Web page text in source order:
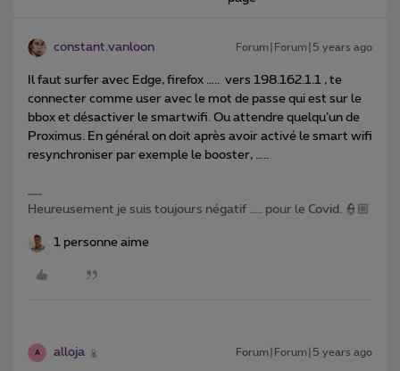
constant.vanloon Forum|Forum|5 years ago
Il faut surfer avec Edge, firefox ….. vers 198.162.1.1 , te
connecter comme user avec le mot de passe qui est sur le
bbox et désactiver le smartwifi. Ou attendre quelqu’un de
Proximus. En général on doit après avoir activé le smart wifi
resynchroniser par exemple le booster, …..
Heureusement je suis toujours négatif ..... pour le Covid. 👮🏼
1 personne aime
A alloja Forum|Forum|5 years ago